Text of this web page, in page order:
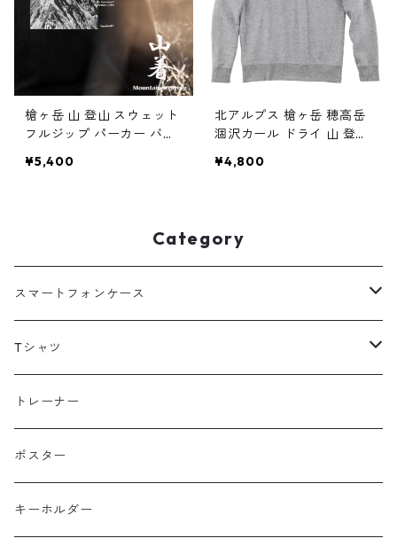
槍ヶ岳 山 登山 スウェット
フルジップ パーカー バッ
のイラスト
¥5,400
北アルプス 槍ヶ岳 穂高岳
涸沢カール ドライ 山 登山
¥4,800
Category
スマートフォンケース
海外
北海道
東北
上信越・尾瀬・日光・北関東
Tシャツ
半袖
コットン
ポリエステル
長袖
Performance Art Wear
トレーナー
ポスター
キーホルダー